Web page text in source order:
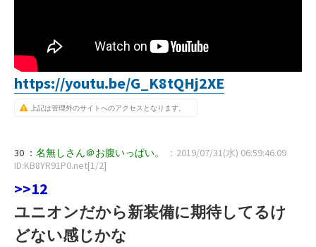
https://youtu.be/G_K8tQHj2XE
上記は管理外のサイトへのアクセスとなります。
30 ： 名無しさん＠お腹いっぱい。
：2019/07/31(水) 06:59:46.09
ID:KB8YR91P0.net[1/2]
>>12
ユニオンだから新装備に期待してるけ
どない感じかな